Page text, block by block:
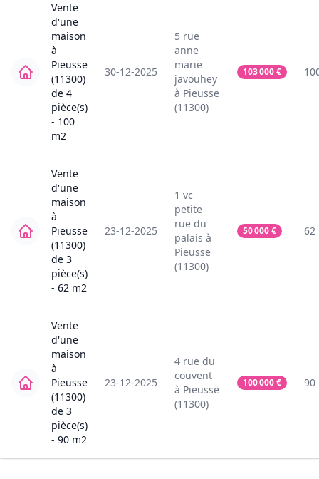
Vente
d'une
maison
à
Pieusse
(11300)
de 4
pièce(s)
- 100
m2
30-12-2025
5 rue
anne
marie
javouhey
à Pieusse
(11300)
103 000€
Vente
d'une
maison
à
Pieusse
(11300)
de 3
pièce(s)
- 62 m2
23-12-2025
1 vc
petite
rue du
palais à
Pieusse
(11300)
50 000€ 62
Vente
d'une
maison
à
Pieusse
(11300)
de 3
pièce(s)
- 90 m2
23-12-2025
4 rue du
couvent
à Pieusse
(11300)
100 000€ 90